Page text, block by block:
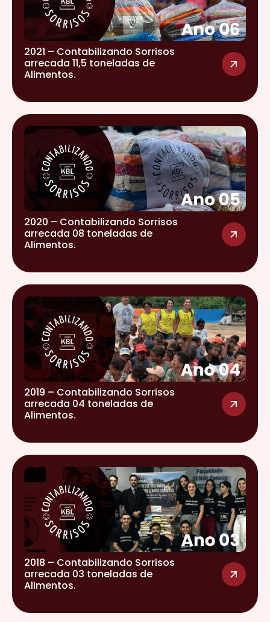
2021 – Contabilizando Sorrisos
arrecada 11,5 toneladas de
Alimentos.
2020 – Contabilizando Sorrisos
arrecada 08 toneladas de
Alimentos.
2019 – Contabilizando Sorrisos
arrecada 04 toneladas de
Alimentos.
2018 – Contabilizando Sorrisos
arrecada 03 toneladas de
Alimentos.